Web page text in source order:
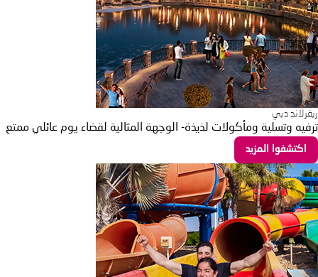
ريفرلاند دبي
ترفيه وتسلية ومأكولات لذيذة- الوجهة المثالية لقضاء يوم عائلي ممتع
اكتشفوا المزيد